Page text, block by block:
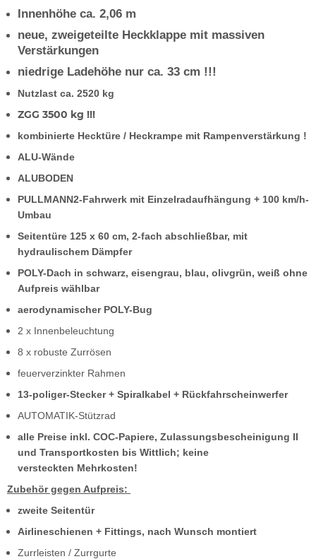
Innenhöhe ca. 2,06 m
neue, zweigeteilte Heckklappe mit massiven
Verstärkungen
niedrige Ladehöhe nur ca. 33 cm !!!
Nutzlast ca. 2520 kg
ZGG 3500 kg !!!
kombinierte Hecktüre / Heckrampe mit Rampenverstärkung !
ALU-Wände
ALUBODEN
PULLMANN2-Fahrwerk mit Einzelradaufhängung + 100 km/h-
Umbau
Seitentüre 125 x 60 cm, 2-fach abschließbar, mit
hydraulischem Dämpfer
POLY-Dach in schwarz, eisengrau, blau, olivgrün, weiß ohne
Aufpreis wählbar
aerodynamischer POLY-Bug
2 x Innenbeleuchtung
8 x robuste Zurrösen
feuerverzinkter Rahmen
13-poliger-Stecker + Spiralkabel + Rückfahrscheinwerfer
AUTOMATIK-Stützrad
alle Preise inkl. COC-Papiere, Zulassungsbescheinigung II
und Transportkosten bis Wittlich; keine
versteckten Mehrkosten!
Zubehör gegen Aufpreis:
zweite Seitentür
Airlineschienen + Fittings, nach Wunsch montiert
Zurrleisten / Zurrgurte